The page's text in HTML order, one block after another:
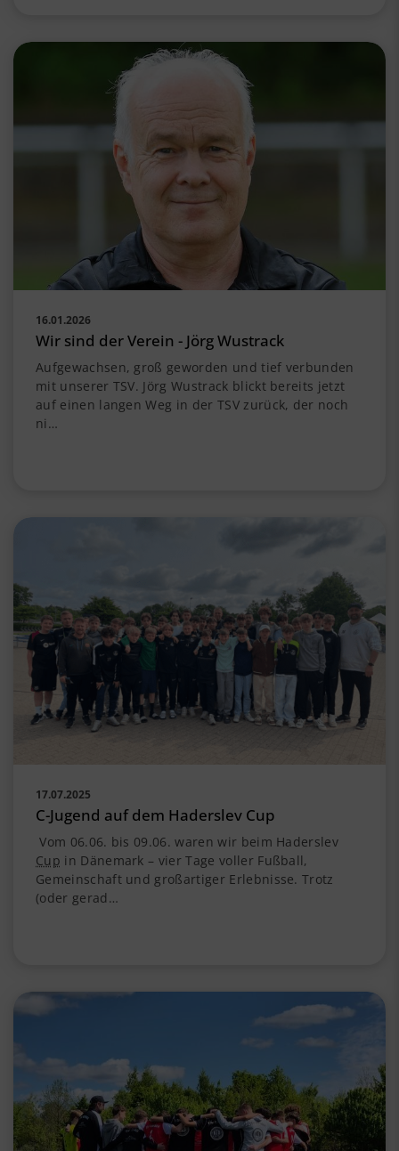
16.01.2026
Wir sind der Verein - Jörg Wustrack
Aufgewachsen, groß geworden und tief verbunden
mit unserer TSV. Jörg Wustrack blickt bereits jetzt
auf einen langen Weg in der TSV zurück, der noch
ni…
17.07.2025
C-Jugend auf dem Haderslev Cup
Vom 06.06. bis 09.06. waren wir beim Haderslev
Cup in Dänemark – vier Tage voller Fußball,
Gemeinschaft und großartiger Erlebnisse. Trotz
(oder gerad…